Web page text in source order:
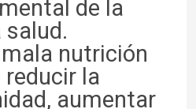
de la
salud.
nutrición
reducir la
aumentar